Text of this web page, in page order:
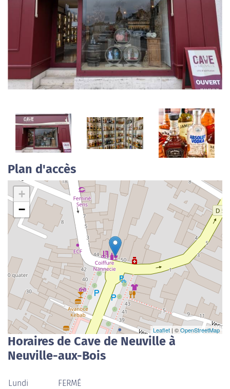
Plan d'accès
+
−
Leaflet | ©OpenStreetMap
Horaires de Cave de Neuville à
Neuville-aux-Bois
Lundi
FERMÉ